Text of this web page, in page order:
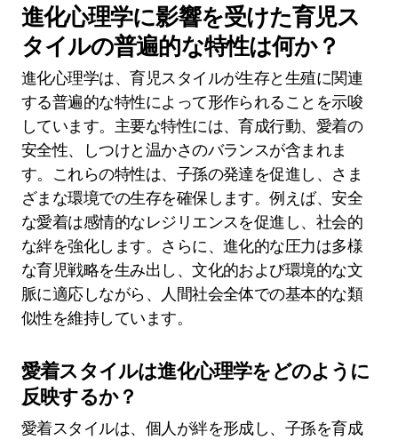
進化心理学に影響を受けた育児ス
タイルの普遍的な特性は何か？
進化心理学は、育児スタイルが生存と生殖に関連
する普遍的な特性によって形作られることを示唆
しています。主要な特性には、育成行動、愛着の
安全性、しつけと温かさのバランスが含まれま
す。これらの特性は、子孫の発達を促進し、さま
ざまな環境での生存を確保します。例えば、安全
な愛着は感情的なレジリエンスを促進し、社会的
な絆を強化します。さらに、進化的な圧力は多様
な育児戦略を生み出し、文化的および環境的な文
脈に適応しながら、人間社会全体での基本的な類
似性を維持しています。
愛着スタイルは進化心理学をどのように
反映するか？
愛着スタイルは、個人が絆を形成し、子孫を育成